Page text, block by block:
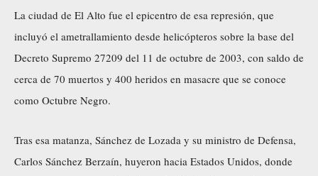
La ciudad de El Alto fue el epicentro de esa represión, que
incluyó el ametrallamiento desde helicópteros sobre la base del
Decreto Supremo 27209 del 11 de octubre de 2003, con saldo de
cerca de 70 muertos y 400 heridos en masacre que se conoce
como Octubre Negro.
Tras esa matanza, Sánchez de Lozada y su ministro de Defensa,
Carlos Sánchez Berzaín, huyeron hacia Estados Unidos, donde